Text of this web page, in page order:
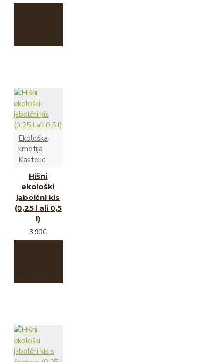
Ekološka
kmetija
Kastelic
Hišni
ekološki
jabolčni kis
(0,25 l ali 0,5
l)
3.90€